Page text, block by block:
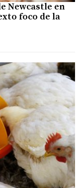
Newcastle en
foco de la